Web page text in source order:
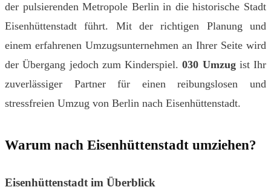
der pulsierenden Metropole Berlin in die historische Stadt
Eisenhüttenstadt führt. Mit der richtigen Planung und
einem erfahrenen Umzugsunternehmen an Ihrer Seite wird
der Übergang jedoch zum Kinderspiel.030 Umzugist Ihr
zuverlässiger Partner für einen reibungslosen und
stressfreien Umzug von Berlin nach Eisenhüttenstadt.
Warum nach Eisenhüttenstadt umziehen?
Eisenhüttenstadt im Überblick